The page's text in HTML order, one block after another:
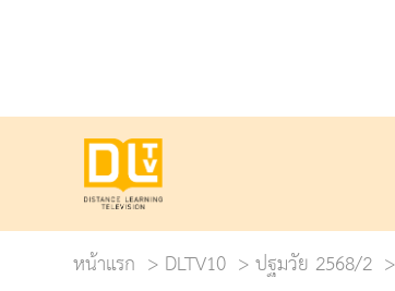
หน้าแรก
DLTV10 ปฐมวัย 2568/2